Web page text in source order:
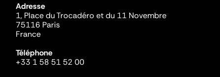
Adresse
1, Place du Trocadéro et du 11 Novembre
75116 Paris
France
Téléphone
+33 1 58 51 52 00